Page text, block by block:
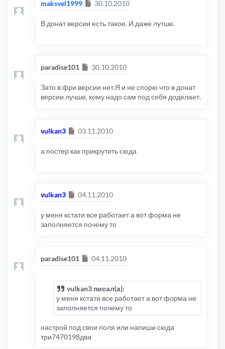
шаблон\template\overall_header.html"
вставить
КОД:ВЫДЕЛИТЬ ВСЁ
5.Открываем "корневая
шаблон\template\posting_tracker_layout.ht
КОД:ВЫДЕЛИТЬ ВСЁ
{TRACKER_ANNOUNCE_URL}
КОД:ВЫДЕЛИТЬ ВСЁ
maksvel1999 Сообщение
30.10.2010
В донат версии есть такое. И даже лутше.
paradise101 Сообщение
30.10.2010
Зато в фри версии нет.Я и не спорю что в донат
версии лучше, кому надо сам под себя доделает.
vulkan3 Сообщение
03.11.2010
а постер как прикрутить сюда
vulkan3 Сообщение
04.11.2010
у меня кстати все работает а вот форма не
заполняется почему то
paradise101 Сообщение
04.11.2010
vulkan3 писал(а):
у меня кстати все работает а вот форма не
заполняется почему то
настрой под свои поля или напиши сюда
три7470198два